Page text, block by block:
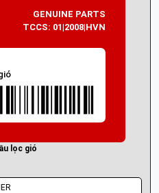
GENUINE PARTS
TCCS: 01|2008|HVN
lọc gió